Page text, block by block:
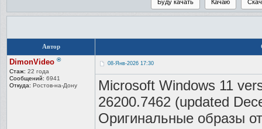
Автор
DimonVideo ®
Стаж: 22 года
Сообщений: 6941
Откуда: Ростов-на-Дону
08-Янв-2026 17:30
Microsoft Windows 11
26200.7462 (updated
Оригинальные образы